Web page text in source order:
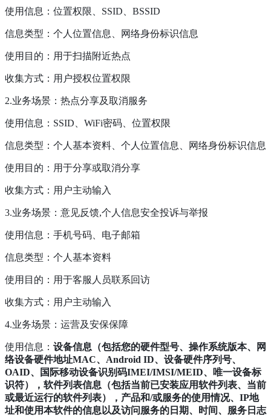
使用信息：位置权限、SSID、BSSID
信息类型：个人位置信息、网络身份标识信息
使用目的：用于扫描附近热点
收集方式：用户授权位置权限
2.业务场景：热点分享及取消服务
使用信息：SSID、WiFi密码、位置权限
信息类型：个人基本资料、个人位置信息、网络身份标识信息
使用目的：用于分享或取消分享
收集方式：用户主动输入
3.业务场景：意见反馈,个人信息安全投诉与举报
使用信息：手机号码、电子邮箱
信息类型：个人基本资料
使用目的：用于客服人员联系回访
收集方式：用户主动输入
4.业务场景：运营及安保保障
使用信息： 设备信息（包括您的硬件型号、操作系统版本、网
络设备硬件地址MAC、Android ID、设备硬件序列号、
OAID、国际移动设备识别码IMEI/IMSI/MEID、唯一设备标
识符），软件列表信息（包括当前已安装应用软件列表、当前
或最近运行的软件列表），产品和/或服务的使用情况、IP地
址和使用本软件的信息以及访问服务的日期、时间、服务日志